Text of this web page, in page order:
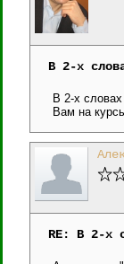
В 2-х
В 2-х
Вам на
RE: В 2-х